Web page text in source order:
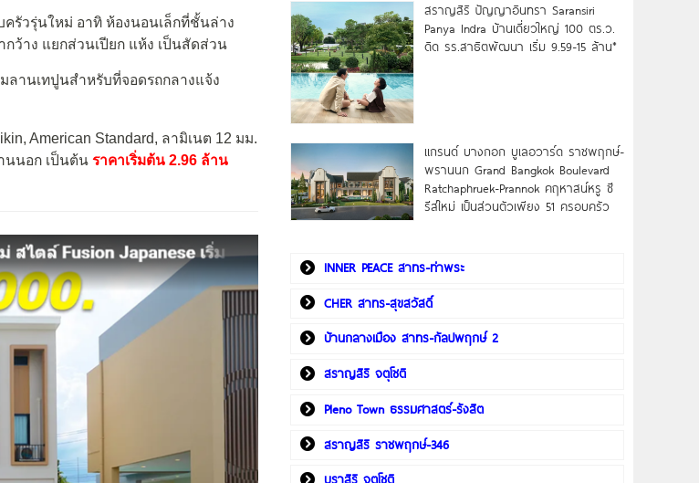
รัวรุ่นใหม่ อาทิ ห้องนอนเล็กที่ชั้นล่าง
ว้าง แยกส่วนเปียก แห้ง เป็นสัดส่วน
ลานเทปูนสำหรับที่จอดรถกลางแจ้ง
American Standard, ลามิเนต 12 มม.
นนอก เป็นต้น ราคาเริ่มต้น 2.96 ล้าน
สราญสิริ ปัญญาอินทรา Saransiri
Panya Indra บ้านเดี่ยวใหญ่ 100 ตร.ว.
ดิด รร.สาธิตพัฒนา เริ่ม 9.59-15 ล้าน*
แกรนด์ บางกอก บูเลอวาร์ด ราชพฤกษ์-
พรานนก Grand Bangkok Boulevard
Ratchaphruek-Prannok คฤหาสน์หรู ซี
รีส์ใหม่ เป็นส่วนตัวเพียง 51 ครอบครัว
INNER PEACE สาทร-ท่าพระ
CHER สาทร-สุขสวัสดิ์
บ้านกลางเมือง สาทร-กัลปพฤกษ์ 2
สราญสิริ จตุโชติ
Pleno Town ธรรมศาสตร์-รังสิต
สราญสิริ ราชพฤกษ์-346